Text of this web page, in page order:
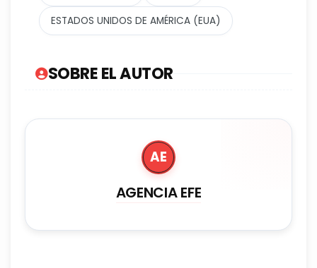
ESTADOS UNIDOS DE AMÉRICA (EUA)
SOBRE EL AUTOR
AE
AGENCIA EFE